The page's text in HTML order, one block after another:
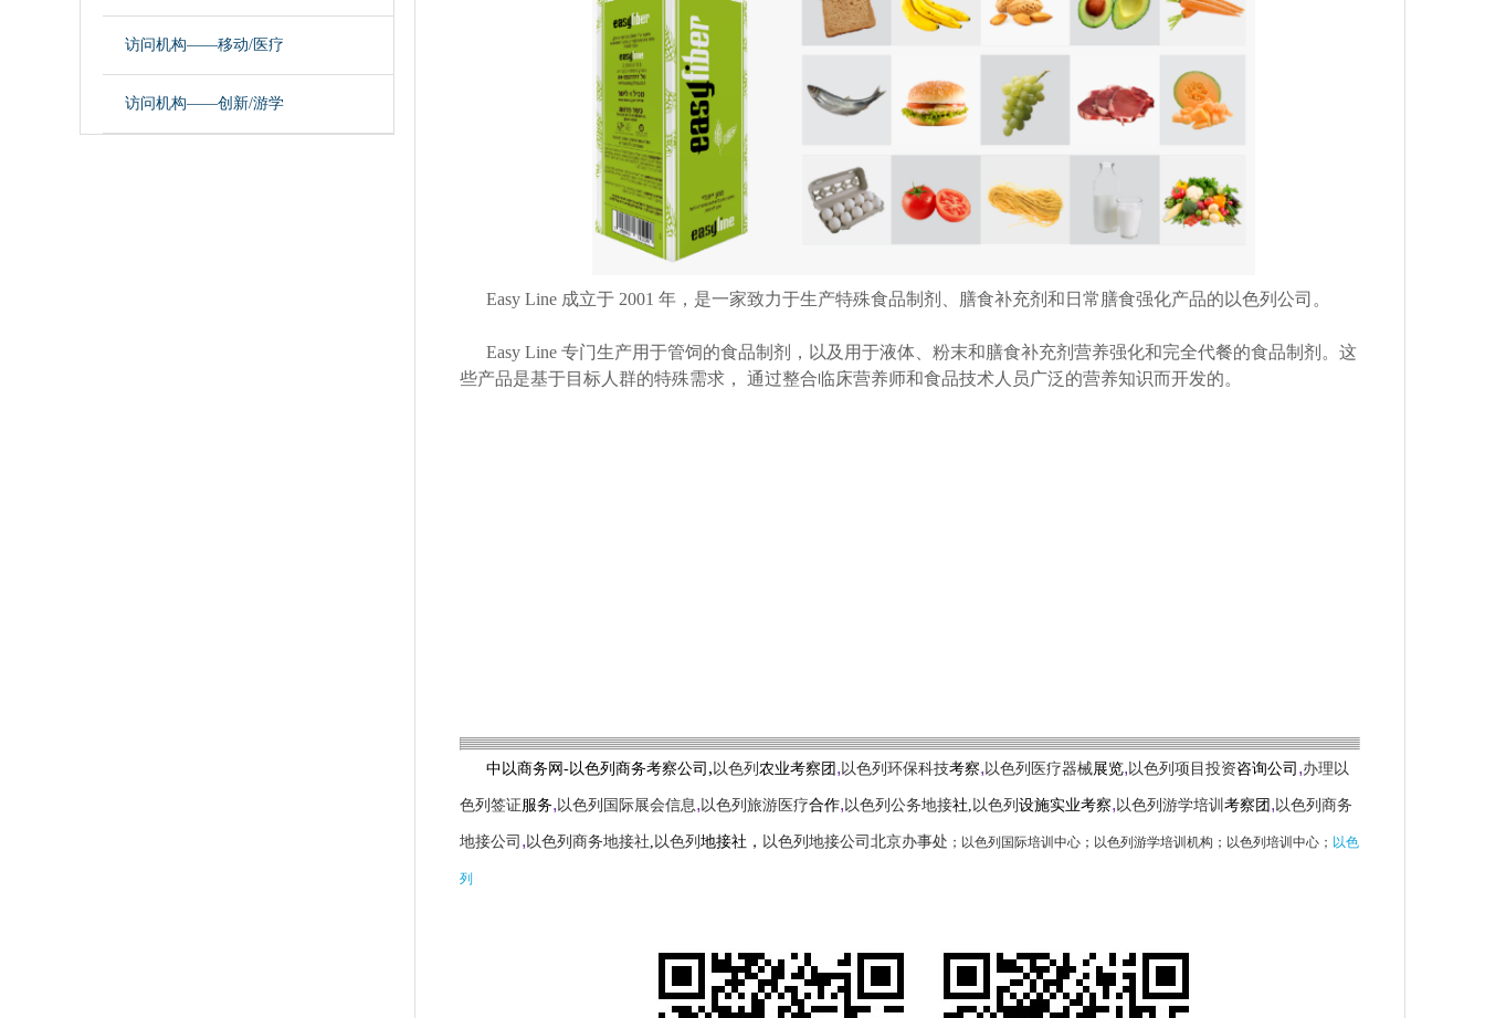
访问机构——移动/医疗
访问机构——创新/游学
Easy Line 成立于 2001 年，是一家致力于生产特殊食品制剂、膳食补充剂和日常膳食强化产品的以色列公司。
Easy Line 专门生产用于管饲的食品制剂，以及用于液体、粉末和膳食补充剂营养强化和完全代餐的食品制剂。这
些产品是基于目标人群的特殊需求， 通过整合临床营养师和食品技术人员广泛的营养知识而开发的。
中以商务网-以色列商务考察公司 , 以色列 农业考察团 , 以色列环保科技考察, 以色列医疗器械展览, 以色列项目投资咨询公司 ,办理以
色列签证服务, 以色列国际展会信息, 以色列旅游医疗合作, 以色列公务地接社, 以色列 设施实业考察, 以色列游学培训 考察团 , 以色列商务
地接公司 , 以色列商务地接社, 以色列 地接社， 以色列地接公司北京办事处 ； 以色列国际培训中心 ； 以色列游学培训机构 ； 以色列培训中心； 以色
列